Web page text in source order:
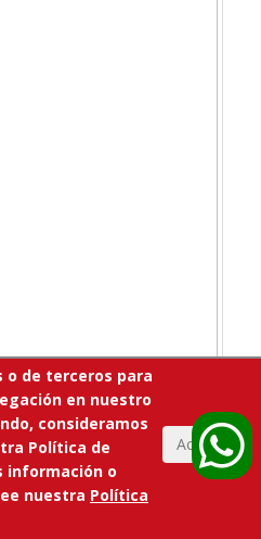
o de terceros para
en nuestro
consideramos
Política de
información o
nuestra Política
Aceptar